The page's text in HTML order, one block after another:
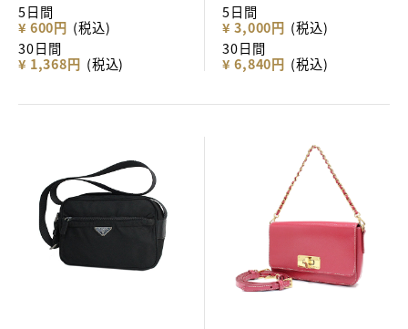
5日間
¥ 600円 (税込)
30日間
¥ 1,368円 (税込)
5日間
¥ 3,000円 (税込)
30日間
¥ 6,840円 (税込)